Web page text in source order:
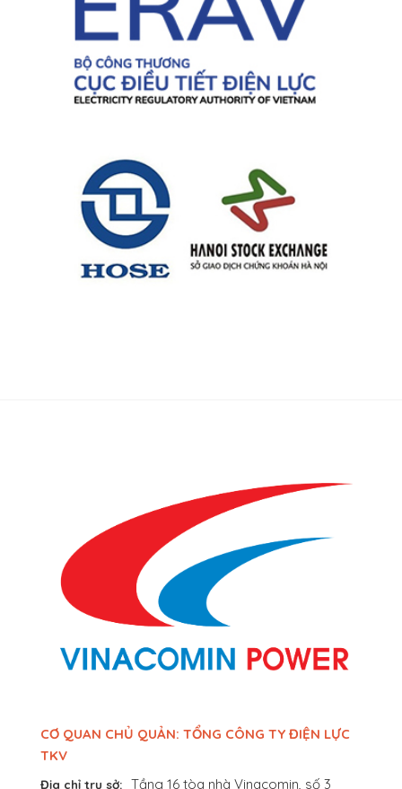
CƠ QUAN CHỦ QUẢN: TỔNG CÔNG TY ĐIỆN LỰC
TKV
Địa chỉ trụ sở: Tầng 16 tòa nhà Vinacomin, số 3